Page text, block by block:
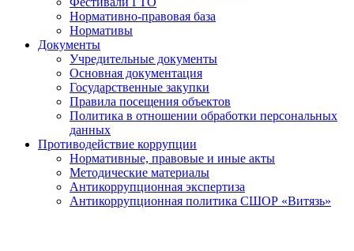
Нормативно-правовая база
Нормативы
Документы
Учредительные документы
Основная документация
Государственные закупки
Правила посещения объектов
Политика в отношении обработки персональных
данных
Противодействие коррупции
Нормативные, правовые и иные акты
Методические материалы
Антикоррупционная экспертиза
Антикоррупционная политика СШОР «Витязь»